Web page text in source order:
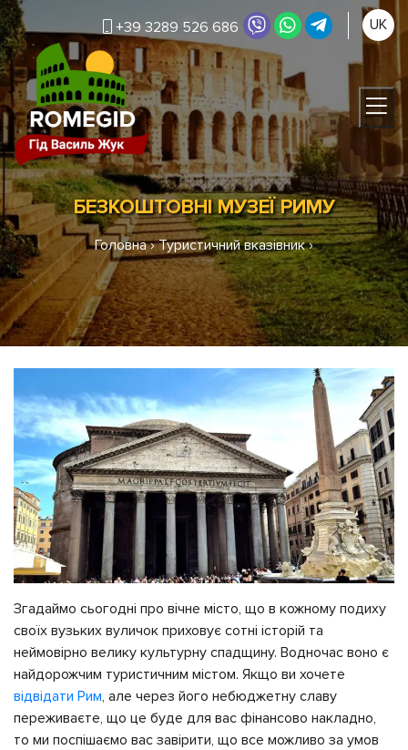
+39 3289 526 686 UK
БЕЗКОШТОВНІ МУЗЕЇ РИМУ
Головна›Туристичний вказівник›
Згадаймо сьогодні про вічне місто, що в кожному подиху
своїх вузьких вуличок приховує сотні історій та
неймовірно велику культурну спадщину. Водночас воно є
найдорожчим туристичним містом. Якщо ви хочете
відвідати Рим, але через його небюджетну славу
переживаєте, що це буде для вас фінансово накладно,
то ми поспішаємо вас завірити, що все можливо за умов